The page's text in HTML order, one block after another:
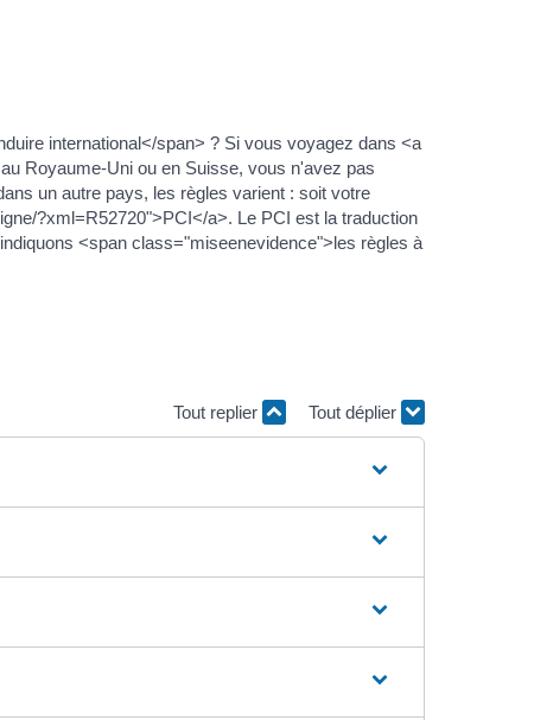
international</span> ? Si vous voyagez dans <a
Royaume-Uni ou en Suisse, vous n'avez pas
un autre pays, les règles varient : soit votre
?xml=R52720">PCI</a>. Le PCI est la traduction
<span class="miseenevidence">les règles à
Tout replier Tout déplier